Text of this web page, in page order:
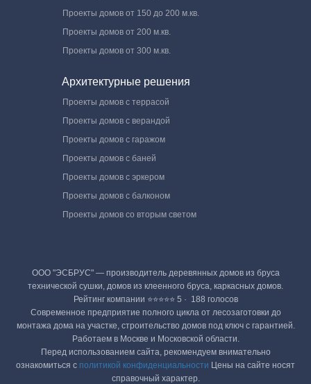
Проекты домов от 150 до 200 м.кв.
Проекты домов от 200 м.кв.
Проекты домов от 300 м.кв.
Архитектурные решения
Проекты домов с террасой
Проекты домов с верандой
Проекты домов с гаражом
Проекты домов с баней
Проекты домов с эркером
Проекты домов с балконом
Проекты домов со вторым светом
ООО "ЭСБРУС" — производитель деревянных домов из бруса
технической сушки, домов из клеенного бруса, каркасных домов.
Рейтинг компании ⭐⭐⭐⭐⭐ 5 · ‎ 188 голосов
Современное предприятие полного цикла от лесозаготовки до
монтажа дома на участке, строительство домов под ключ с гарантией.
Работаем в Москве и Московской области.
Перед использованием сайта, рекомендуем внимательно
ознакомиться с политикой конфиденциальности Цены на сайте носят
справочный характер.